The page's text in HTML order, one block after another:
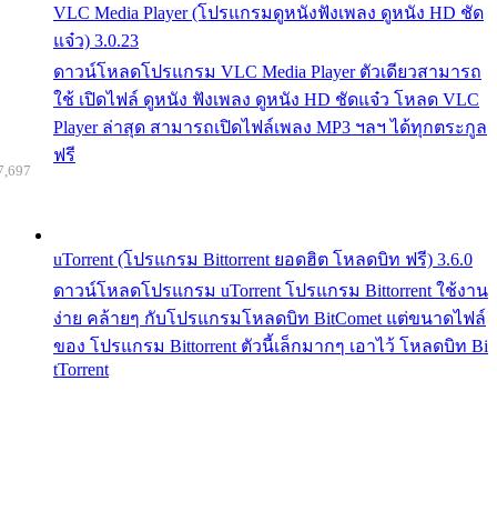
VLC Media Player (โปรแกรมดูหนังฟังเพลง ดูหนัง HD ชัด
แจ๋ว) 3.0.23
ดาวน์โหลดโปรแกรม VLC Media Player ตัวเดียวสามารถ
ใช้ เปิดไฟล์ ดูหนัง ฟังเพลง ดูหนัง HD ชัดแจ๋ว โหลด VLC
Player ล่าสุด สามารถเปิดไฟล์เพลง MP3 ฯลฯ ได้ทุกตระกูล
ฟรี
uTorrent (โปรแกรม Bittorrent ยอดฮิต โหลดบิท ฟรี) 3.6.0
ดาวน์โหลดโปรแกรม uTorrent โปรแกรม Bittorrent ใช้งาน
ง่าย คล้ายๆ กับโปรแกรมโหลดบิท BitComet แต่ขนาดไฟล์
ของ โปรแกรม Bittorrent ตัวนี้เล็กมากๆ เอาไว้ โหลดบิท Bi
tTorrent